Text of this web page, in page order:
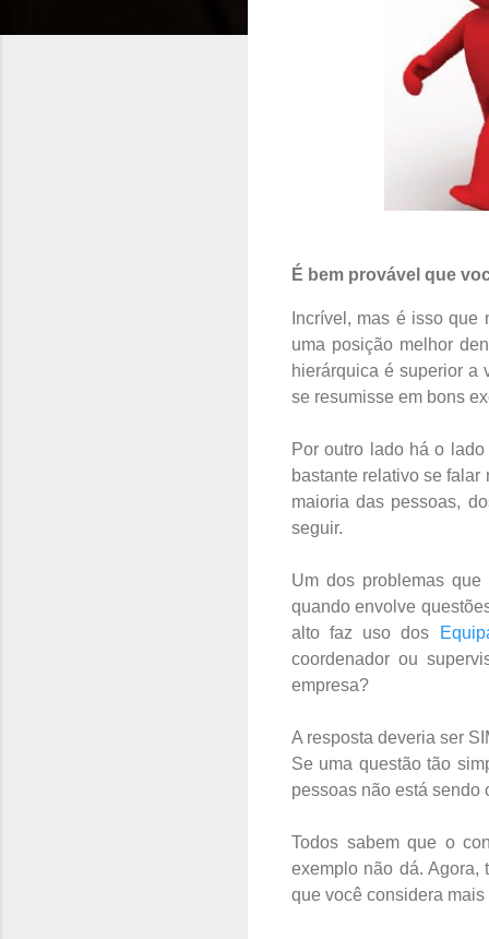
É bem provável que
Incrível, mas é isso
uma posição melhor
hierárquica é superior a
se resumisse em bons
Por outro lado há o
bastante relativo se
maioria das pessoas,
seguir.
Um dos problemas
quando envolve
alto faz uso dos
coordenador ou
empresa?
A resposta deveria ser
Se uma questão tão
pessoas não está sendo
Todos sabem que o
exemplo não dá. Agora,
que você considera mais